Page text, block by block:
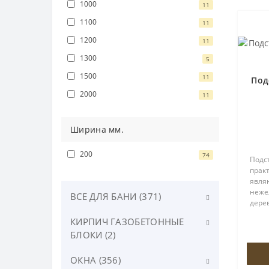
1000 11
1100 11
1200 11
1300 5
1500 11
2000 11
Ширина мм.
200 74
ВСЕ ДЛЯ БАНИ (371)
Банные аксессуары (55)
КИРПИЧ ГАЗОБЕТОННЫЕ
БЛОКИ (2)
Кирпич (2)
ОКНА (356)